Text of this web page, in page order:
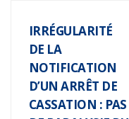
IRRÉGULARITÉ
DE LA
NOTIFICATION
D’UN ARRÊT DE
CASSATION : PAS